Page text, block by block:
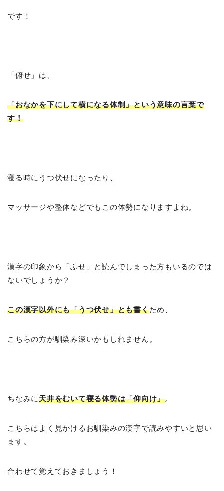
です！
「俯せ」は、
「おなかを下にして横になる体制」という意味の言葉で
す！
寝る時にうつ伏せになったり、
マッサージや整体などでもこの体勢になりますよね。
漢字の印象から「ふせ」と読んでしまった方もいるのでは
ないでしょうか？
この漢字以外にも「うつ伏せ」とも書くため、
こちらの方が馴染み深いかもしれません。
ちなみに天井をむいて寝る体勢は「仰向け」。
こちらはよく見かけるお馴染みの漢字で読みやすいと思い
ます。
合わせて覚えておきましょう！